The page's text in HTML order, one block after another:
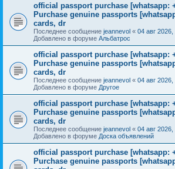
official passport purchase [whatsapp:
Purchase genuine passports
cards, dr
Последнее сообщение jeannevol « 04 авг 2026,
Добавлено в форуме Альбатрос
official passport purchase [whatsapp:
Purchase genuine passports
cards, dr
Последнее сообщение jeannevol « 04 авг 2026,
Добавлено в форуме Другое
official passport purchase [whatsapp:
Purchase genuine passports
cards, dr
Последнее сообщение jeannevol « 04 авг 2026,
Добавлено в форуме Доска объявлений
official passport purchase [whatsapp:
Purchase genuine passports